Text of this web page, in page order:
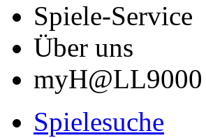
Spiele-Service
Über uns
myH@LL9000
Spielesuche